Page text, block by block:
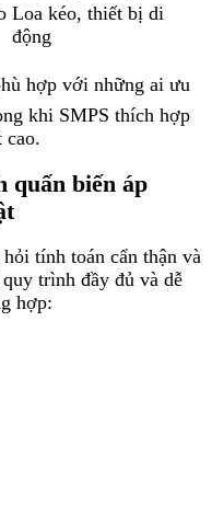
Loa kéo, thiết bị di
động
hợp với những ai ưu
khi SMPS thích hợp
cao.
quấn biến áp
tính toán cẩn thận và
trình đầy đủ và dễ
hợp: